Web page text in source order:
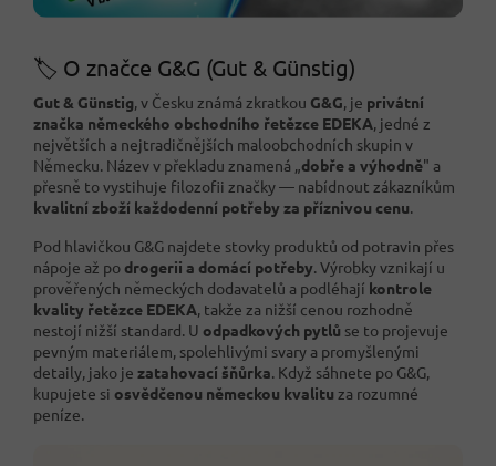
🏷️ O značce G&G (Gut & Günstig)
Gut & Günstig, v Česku známá zkratkou G&G, je privátní
značka německého obchodního řetězce EDEKA, jedné z
největších a nejtradičnějších maloobchodních skupin v
Německu. Název v překladu znamená „dobře a výhodně" a
přesně to vystihuje filozofii značky — nabídnout zákazníkům
kvalitní zboží každodenní potřeby za příznivou cenu.
Pod hlavičkou G&G najdete stovky produktů od potravin přes
nápoje až po drogerii a domácí potřeby. Výrobky vznikají u
prověřených německých dodavatelů a podléhají kontrole
kvality řetězce EDEKA, takže za nižší cenou rozhodně
nestojí nižší standard. U odpadkových pytlů se to projevuje
pevným materiálem, spolehlivými svary a promyšlenými
detaily, jako je zatahovací šňůrka. Když sáhnete po G&G,
kupujete si osvědčenou německou kvalitu za rozumné
peníze.